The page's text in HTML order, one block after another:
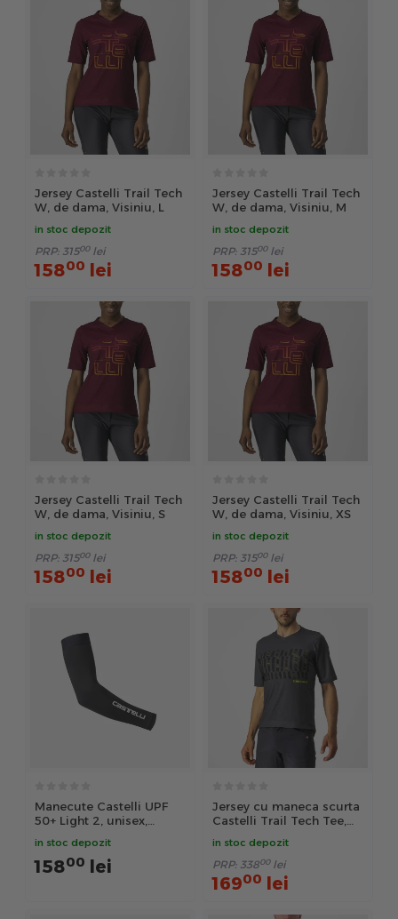
Jersey Castelli Trail Tech
W, de dama, Visiniu, L
in stoc depozit
PRP: 31500 lei
15800 lei
Jersey Castelli Trail Tech
W, de dama, Visiniu, M
in stoc depozit
PRP: 31500 lei
15800 lei
Jersey Castelli Trail Tech
W, de dama, Visiniu, S
in stoc depozit
PRP: 31500 lei
15800 lei
Jersey Castelli Trail Tech
W, de dama, Visiniu, XS
in stoc depozit
PRP: 31500 lei
15800 lei
Manecute Castelli UPF
50+ Light 2, unisex,
in stoc depozit
15800 lei
Jersey cu maneca scurta
Castelli Trail Tech Tee,
in stoc depozit
PRP: 33800 lei
16900 lei